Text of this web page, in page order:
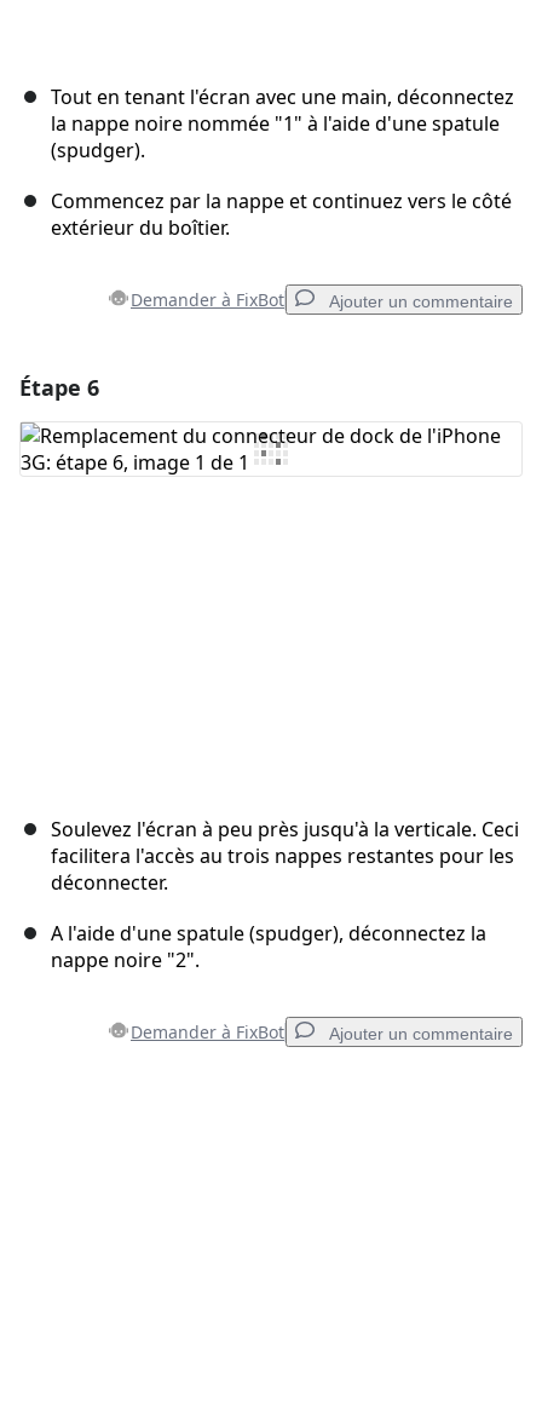
Tout en tenant l'écran avec une main, déconnectez
la nappe noire nommée "1" à l'aide d'une spatule
(spudger).
Commencez par la nappe et continuez vers le côté
extérieur du boîtier.
Demander à FixBot Ajouter un commentaire
Ajouter un commentaire
Étape 6
Soulevez l'écran à peu près jusqu'à la verticale. Ceci
facilitera l'accès au trois nappes restantes pour les
déconnecter.
A l'aide d'une spatule (spudger), déconnectez la
nappe noire "2".
Demander à FixBot Ajouter un commentaire